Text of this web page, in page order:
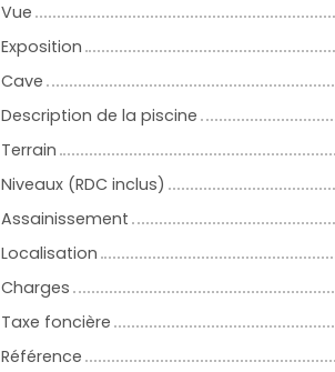
Vue
Exposition
Cave
Description de la piscine
Terrain
Niveaux (RDC inclus)
Assainissement
Localisation
Charges
Taxe foncière
Référence